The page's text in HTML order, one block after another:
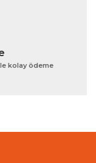
kolay ödeme